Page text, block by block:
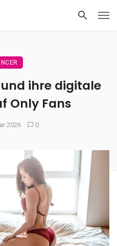
ihre digitale
Only Fans
2026 0